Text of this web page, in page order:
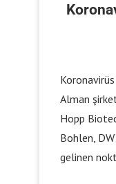
Koronavirüs
Alman
Hopp
Bohlen,
gelinen